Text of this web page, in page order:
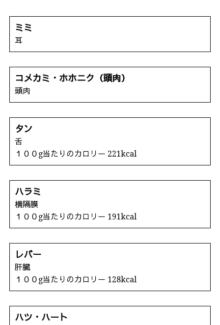
ミミ
耳
コメカミ・ホホニク（頭肉）
頭肉
タン
舌
１００g当たりのカロリー 221kcal
ハラミ
横隔膜
１００g当たりのカロリー 191kcal
レバー
肝臓
１００g当たりのカロリー 128kcal
ハツ・ハート